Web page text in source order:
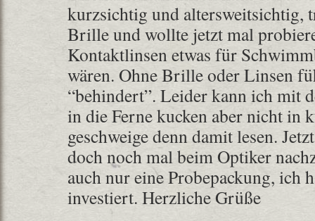
kurzsichtig und altersweitsichtig,
Brille und wollte jetzt mal
Kontaktlinsen etwas für
wären. Ohne Brille oder Linsen
“behindert”. Leider kann ich mit
in die Ferne kucken aber nicht in
geschweige denn damit lesen.
doch noch mal beim Optiker
auch nur eine Probepackung, ich
investiert. Herzliche Grüße